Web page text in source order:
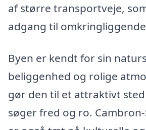
af større transportveje,
adgang til
Byen er kendt for sin
beliggenhed og rolige
gør den til et attraktivt
søger fred og ro.